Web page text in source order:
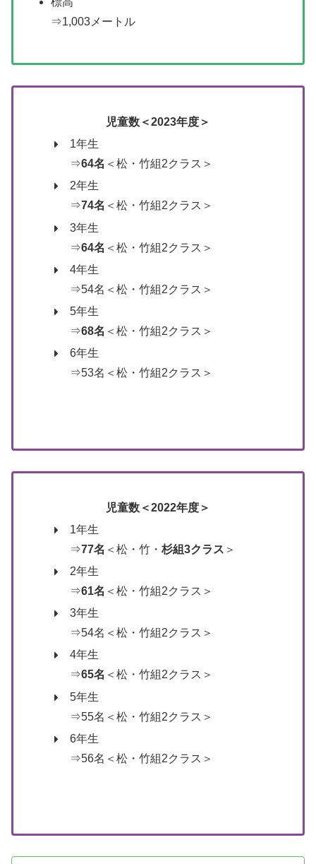
⇒1,003メートル
児童数＜2023年度＞
1年生
⇒64名 ＜松・竹組2クラス＞
2年生
⇒74名 ＜松・竹組2クラス＞
3年生
⇒64名 ＜松・竹組2クラス＞
4年生
⇒54名＜松・竹組2クラス＞
5年生
⇒68名 ＜松・竹組2クラス＞
6年生
⇒53名＜松・竹組2クラス＞
児童数＜2022年度＞
1年生
⇒77名 ＜松・竹・杉組3クラス ＞
2年生
⇒61名 ＜松・竹組2クラス＞
3年生
⇒54名＜松・竹組2クラス＞
4年生
⇒65名 ＜松・竹組2クラス＞
5年生
⇒55名＜松・竹組2クラス＞
6年生
⇒56名＜松・竹組2クラス＞